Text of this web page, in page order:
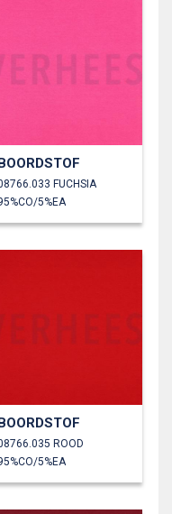
FUCHSIA
5%EA
ROOD
5%EA